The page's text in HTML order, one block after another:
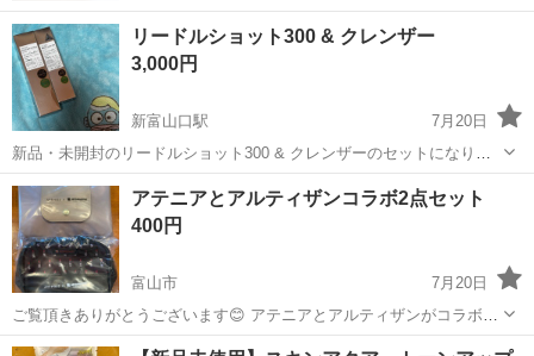
リードルショット300 & クレンザー
3,000円
新富山口駅
7月20日
新品・未開封のリードルショット300 & クレンザーのセットになりま
す。
富山 富山市 スキンケア
アテニアとアルティザンコラボ2点セット
400円
富山市
7月20日
ご覧頂きありがとうございます😊 アテニアとアルティザンがコラボし
た可愛い多機能スリムポーチと、フォルダブルトートバックの2点セッ
富山 富山市 その他 アテニア